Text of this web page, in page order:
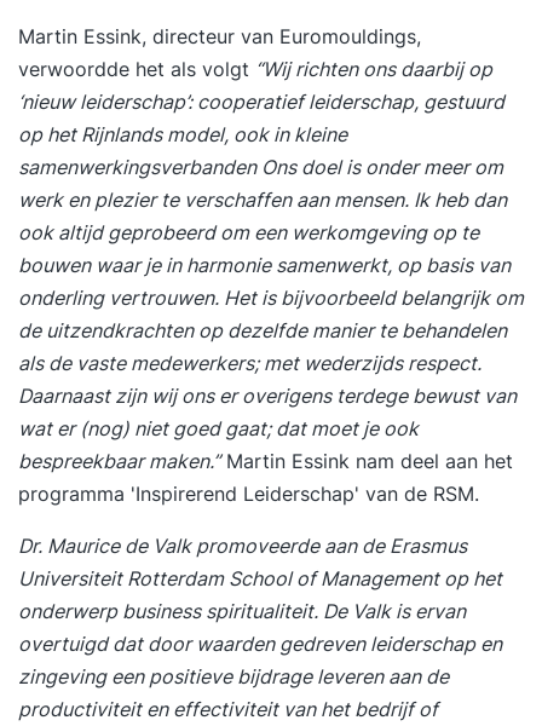
Martin Essink, directeur van Euromouldings,
verwoordde het als volgt “Wij richten ons daarbij op
‘nieuw leiderschap’: cooperatief leiderschap, gestuurd
op het Rijnlands model, ook in kleine
samenwerkingsverbanden Ons doel is onder meer om
werk en plezier te verschaffen aan mensen. Ik heb dan
ook altijd geprobeerd om een werkomgeving op te
bouwen waar je in harmonie samenwerkt, op basis van
onderling vertrouwen. Het is bijvoorbeeld belangrijk om
de uitzendkrachten op dezelfde manier te behandelen
als de vaste medewerkers; met wederzijds respect.
Daarnaast zijn wij ons er overigens terdege bewust van
wat er (nog) niet goed gaat; dat moet je ook
bespreekbaar maken.”Martin Essink nam deel aan het
programma 'Inspirerend Leiderschap' van de RSM.
Dr. Maurice de Valk promoveerde aan de Erasmus
Universiteit Rotterdam School of Management op het
onderwerp business spiritualiteit. De Valk is ervan
overtuigd dat door waarden gedreven leiderschap en
zingeving een positieve bijdrage leveren aan de
productiviteit en effectiviteit van het bedrijf of